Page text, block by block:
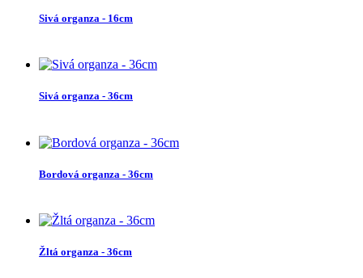
Sivá organza - 16cm
Sivá organza - 36cm
Bordová organza - 36cm
Žltá organza - 36cm